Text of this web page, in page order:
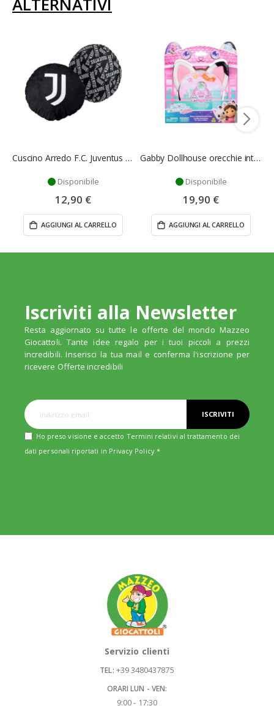
Cuscino Arredo F.C. Juventus Ufficiale
Disponibile
12,90 €
AGGIUNGI AL CARRELLO
Gabby Dollhouse orecchie interattive - Spin Master
Disponibile
19,90 €
AGGIUNGI AL CARRELLO
Iscriviti alla Newsletter
Resta aggiornato su tutte le offerte del mondo Mazzeo
Giocattoli. Tante idee regalo per i tuoi piccoli a prezzi
incredibili. Inserisci la tua mail e conferma l'iscrizione per
ricevere Offerte incredibili
ISCRIVITI
Ho preso visione e accetto Termini relativi al trattamento dei
dati personali riportati in Privacy Policy*
Servizio clienti
TEL: +39 3480437875
ORARI LUN - VEN:
9:00 - 17:30